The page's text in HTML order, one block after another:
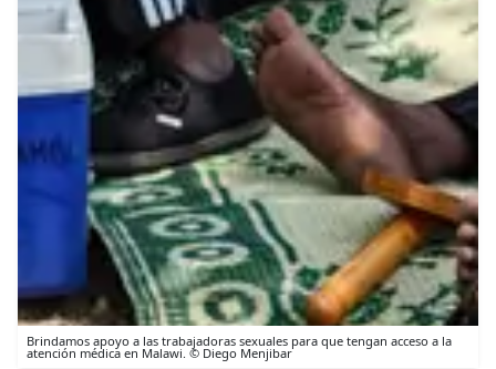
Brindamos apoyo a las trabajadoras sexuales para que tengan acceso a la
atención médica en Malawi. © Diego Menjibar